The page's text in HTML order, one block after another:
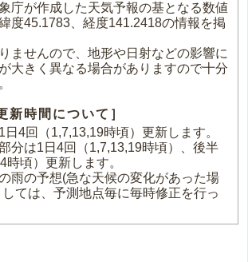
庁が作成した天気予報の基となる数値
度45.1783、経度141.2418の情報を掲
ませんので、地形や日射などの影響に
大きく異なる場合がありますので十分
新時間について］
4回（1,7,13,19時頃）更新します。
分は1日4回（1,7,13,19時頃）、後半
頃）更新します。
雨の予想(急な天候の変化があった場
ては、予測地点毎に毎時修正を行っ